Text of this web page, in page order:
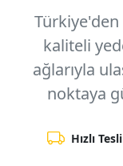
Türkiye'den
kaliteli
ağlarıyla
noktaya
Hızlı